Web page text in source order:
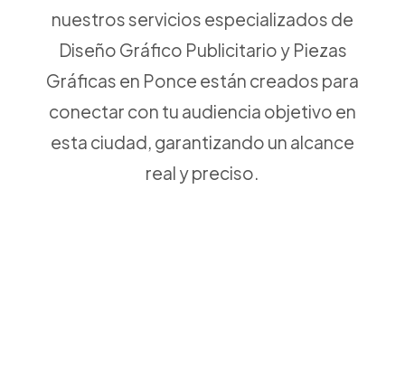
nuestros servicios especializados de
Diseño Gráfico Publicitario y Piezas
Gráficas en Ponce están creados para
conectar con tu audiencia objetivo en
esta ciudad, garantizando un alcance
real y preciso.